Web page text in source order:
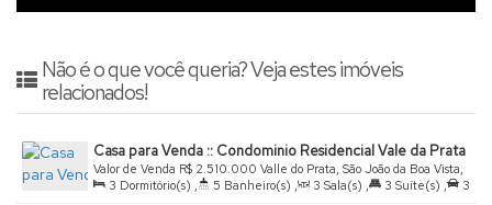
Não é o que você queria? Veja estes imóveis
relacionados!
Casa para Venda :: Condominio Residencial Vale da Prata
R$ 2.510.000
Valor de Venda
Valle do Prata, São João da Boa Vista,
São Paulo, Brasil
3 Dormitório(s) , 5 Banheiro(s) , 3 Sala(s) , 3 Suíte(s) ,
3